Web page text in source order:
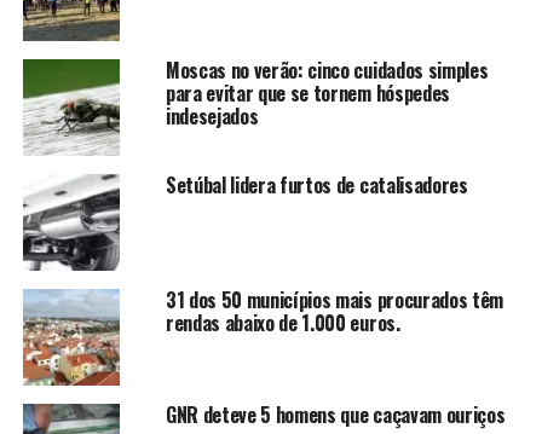
Moscas no verão: cinco cuidados simples
para evitar que se tornem hóspedes
indesejados
Setúbal lidera furtos de catalisadores
31 dos 50 municípios mais procurados têm
rendas abaixo de 1.000 euros.
GNR deteve 5 homens que caçavam ouriços